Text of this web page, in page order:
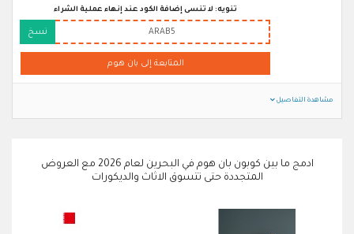
تنويه: لا تنسى إضافة الكود عند إنهاء عملية الشراء
ARAB5 نسخ
المتابعة إلى بان هوم
مشاهدة التفاصيل
ادمج ما بين كوبون بان هوم في البحرين لعام 2026 مع العروض
المتجددة حتى تتسوق الاثاث والديكورات